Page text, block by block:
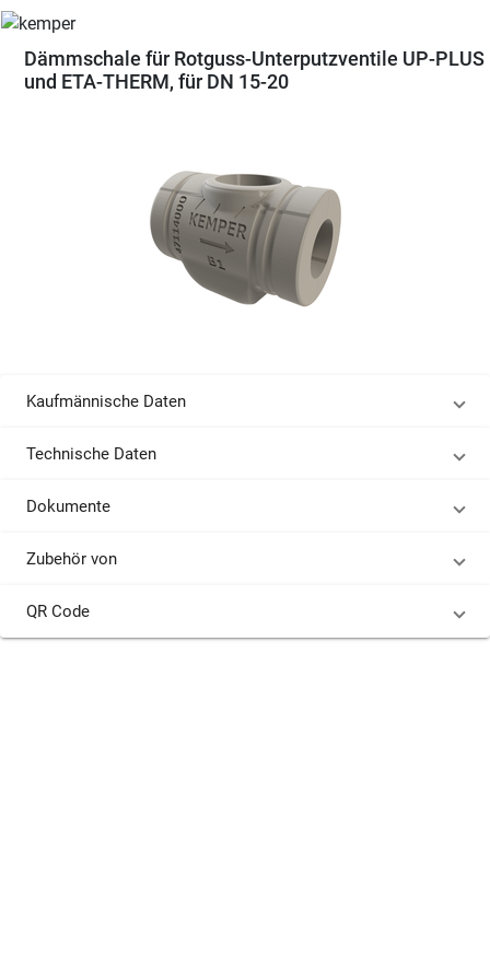
Dämmschale für Rotguss-Unterputzventile UP-PLUS
und ETA-THERM, für DN 15-20
Kaufmännische Daten
Technische Daten
Dokumente
Zubehör von
QR Code